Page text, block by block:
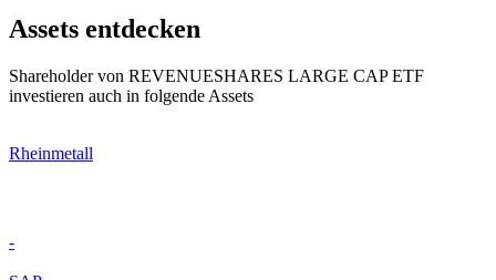
Assets entdecken
Shareholder von REVENUESHARES LARGE CAP ETF
investieren auch in folgende Assets
Rheinmetall
-